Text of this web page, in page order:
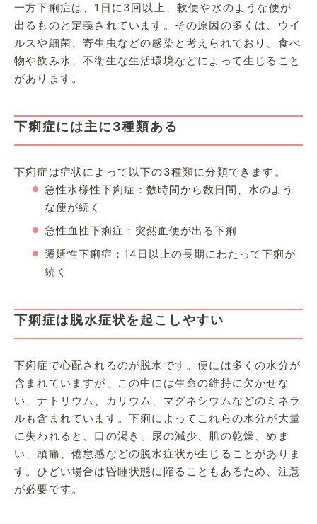
一方下痢症は、1日に3回以上、軟便や水のような便が
出るものと定義されています。その原因の多くは、ウイ
ルスや細菌、寄生虫などの感染と考えられており、食べ
物や飲み水、不衛生な生活環境などによって生じること
があります。
下痢症には主に3種類ある
下痢症は症状によって以下の3種類に分類できます。
急性水様性下痢症：数時間から数日間、水のよう
な便が続く
急性血性下痢症：突然血便が出る下痢
遷延性下痢症：14日以上の長期にわたって下痢が
続く
下痢症は脱水症状を起こしやすい
下痢症で心配されるのが脱水です。便には多くの水分が
含まれていますが、この中には生命の維持に欠かせな
い、ナトリウム、カリウム、マグネシウムなどのミネラ
ルも含まれています。下痢によってこれらの水分が大量
に失われると、口の渇き、尿の減少、肌の乾燥、めま
い、頭痛、倦怠感などの脱水症状が生じることがありま
す。ひどい場合は昏睡状態に陥ることもあるため、注意
が必要です。